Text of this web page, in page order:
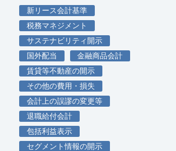
新リース会計基準
税務マネジメント
サステナビリティ開示
国外配当
金融商品会計
賃貸等不動産の開示
その他の費用・損失
会計上の誤謬の変更等
退職給付会計
包括利益表示
セグメント情報の開示